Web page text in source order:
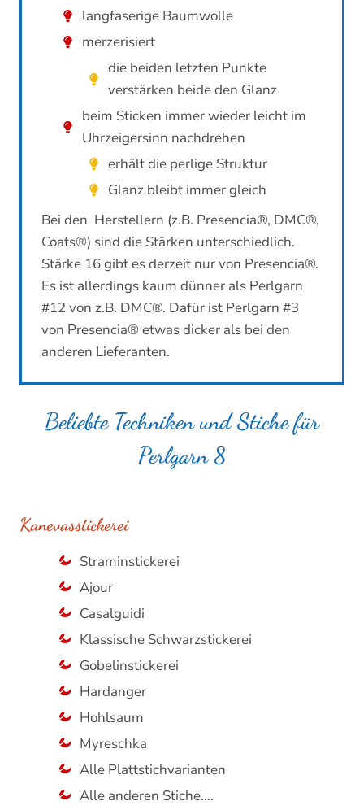
langfaserige Baumwolle
merzerisiert
die beiden letzten Punkte
verstärken beide den Glanz
beim Sticken immer wieder leicht im
Uhrzeigersinn nachdrehen
erhält die perlige Struktur
Glanz bleibt immer gleich
Bei den Herstellern (z.B. Presencia®, DMC®,
Coats®) sind die Stärken unterschiedlich.
Stärke 16 gibt es derzeit nur von Presencia®.
Es ist allerdings kaum dünner als Perlgarn
#12 von z.B. DMC®. Dafür ist Perlgarn #3
von Presencia® etwas dicker als bei den
anderen Lieferanten.
Beliebte Techniken und Stiche für
Perlgarn 8
Kanevasstickerei
Straminstickerei
Ajour
Casalguidi
Klassische Schwarzstickerei
Gobelinstickerei
Hardanger
Hohlsaum
Myreschka
Alle Plattstichvarianten
Alle anderen Stiche….